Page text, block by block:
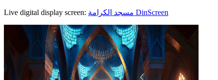
Live digital display screen: مسجد الكرامة DinScreen